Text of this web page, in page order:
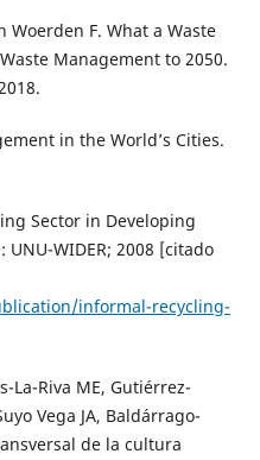
Woerden F. What a Waste
Management to 2050.
in the World’s Cities.
Sector in Developing
WIDER; 2008 [citado
informal-recycling-
La-Riva ME, Gutiérrez-
Vega JA, Baldárrago-
de la cultura